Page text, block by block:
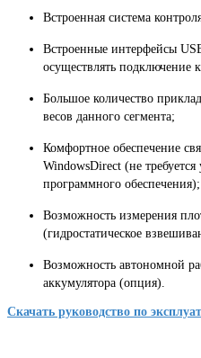
Встроенная система
Встроенные интерфейсы
осуществлять подключение
Большое количество
весов данного сегмента;
Комфортное обеспечение
WindowsDirect (не
программного обеспечения);
Возможность измерения
(гидростатическое
Возможность автономной
аккумулятора (опция).
Скачать руководство по